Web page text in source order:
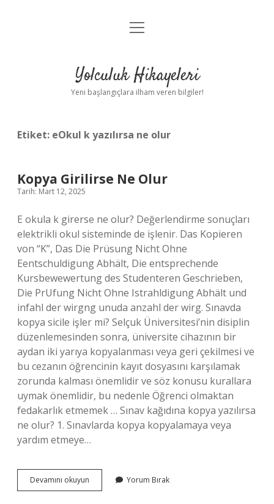
Anasayfa
Yasal Uyarı
menüyü
Yolculuk Hikayeleri
Yeni başlangıçlara ilham veren bilgiler!
Etiket: eOkul k yazılırsa ne olur
Kopya Girilirse Ne Olur
Tarih: Mart 12, 2025
E okula k girerse ne olur? Değerlendirme sonuçları
elektrikli okul sisteminde de işlenir. Das Kopieren
von “K”, Das Die Prüsung Nicht Ohne
Eentschuldigung Abhält, Die entsprechende
Kursbewewertung des Studenteren Geschrieben,
Die PrUfung Nicht Ohne Istrahldigung Abhält und
infahl der wirgng unuda anzahl der wirg. Sınavda
kopya sicile işler mi? Selçuk Üniversitesi’nin disiplin
düzenlemesinden sonra, üniversite cihazının bir
aydan iki yarıya kopyalanması veya geri çekilmesi ve
bu cezanın öğrencinin kayıt dosyasını karşılamak
zorunda kalması önemlidir ve söz konusu kurallara
uymak önemlidir, bu nedenle Öğrenci olmaktan
fedakarlık etmemek … Sınav kağıdına kopya yazılırsa
ne olur? 1. Sınavlarda kopya kopyalamaya veya
yardım etmeye…
Devamını okuyun
Girilirse
Yorum Bırak